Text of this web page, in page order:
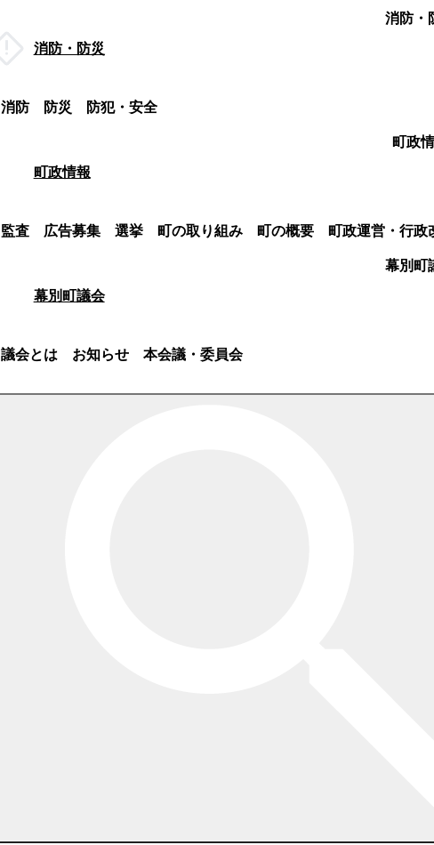
消防・
消防・防災
消防 防災
防犯・安全
町政
町政情報
監査 広告募集 選挙 町の取り組み 町の概要 町政運営・行政
幕別町
幕別町議会
議会とは お知らせ 本会議・委員会